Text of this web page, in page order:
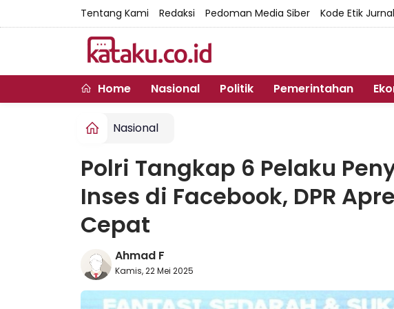
Tentang Kami Redaksi Pedoman Media Siber Kode Etik
Home Nasional Politik Pemerintahan
Nasional
Polri Tangkap 6 Pelaku
Inses di Facebook, DPR
Cepat
Ahmad F
Kamis, 22 Mei 2025